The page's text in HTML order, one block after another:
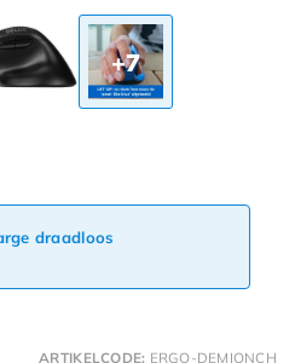
+7
draadloos
ARTIKELCODE: ERGO-DEMIONCH